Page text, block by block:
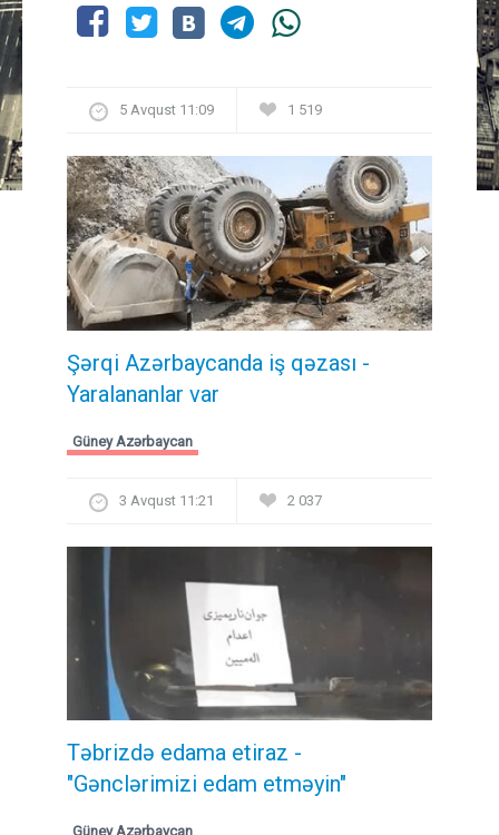
5 Avqust 11:09 1 519
Şərqi Azərbaycanda iş qəzası -
Yaralananlar var
Güney Azərbaycan
3 Avqust 11:21 2 037
Təbrizdə edama etiraz -
"Gənclərimizi edam etməyin"
Güney Azərbaycan